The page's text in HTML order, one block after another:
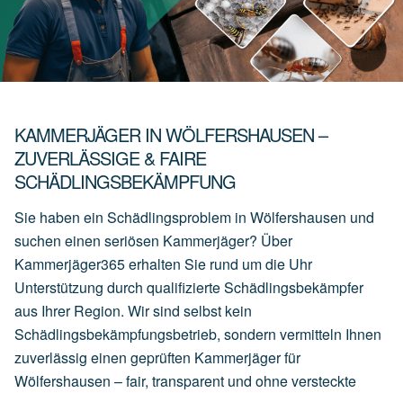
KAMMERJÄGER IN WÖLFERSHAUSEN –
ZUVERLÄSSIGE & FAIRE
SCHÄDLINGSBEKÄMPFUNG
Sie haben ein Schädlingsproblem in Wölfershausen und
suchen einen seriösen Kammerjäger? Über
Kammerjäger365 erhalten Sie rund um die Uhr
Unterstützung durch qualifizierte Schädlingsbekämpfer
aus Ihrer Region. Wir sind selbst kein
Schädlingsbekämpfungsbetrieb, sondern vermitteln Ihnen
zuverlässig einen geprüften Kammerjäger für
Wölfershausen – fair, transparent und ohne versteckte